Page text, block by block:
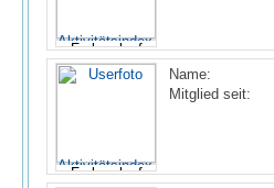
Name:
Mitglied seit: